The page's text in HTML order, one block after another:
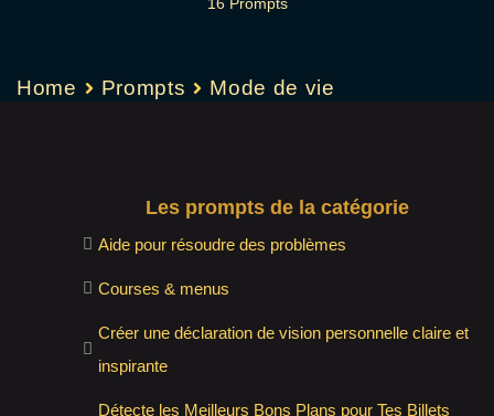
Home Prompts Mode de vie
Les prompts de la catégorie
Aide pour résoudre des problèmes
Courses & menus
Créer une déclaration de vision personnelle claire et
inspirante
Détecte les Meilleurs Bons Plans pour Tes Billets